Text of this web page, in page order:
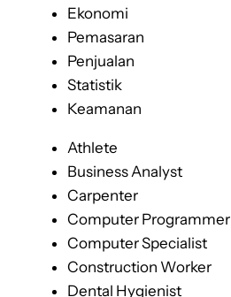
Ekonomi
Pemasaran
Penjualan
Statistik
Keamanan
Athlete
Business Analyst
Carpenter
Computer Programmer
Computer Specialist
Construction Worker
Dental Hygienist